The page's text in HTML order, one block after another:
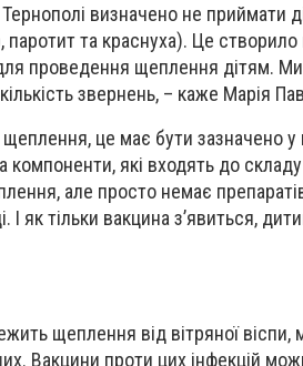
визначено не приймати
та краснуха). Це створило
проведення щеплення дітям.
звернень, – каже Марія
це має бути зазначено у
компоненти, які входять до
але просто немає
І як тільки вакцина з’явиться,
щеплення від вітряної віспи,
Вакцини проти цих інфекцій